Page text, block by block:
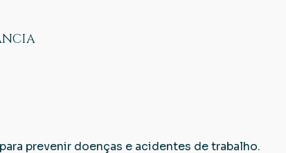
prevenir doenças e acidentes de trabalho.